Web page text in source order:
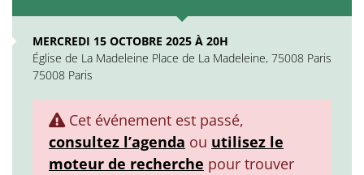
MERCREDI 15 OCTOBRE 2025 À 20H
Église de La Madeleine Place de La Madeleine, 75008 Paris
75008 Paris
Cet événement est passé,
consultez l’agenda ou utilisez le
moteur de recherche pour trouver